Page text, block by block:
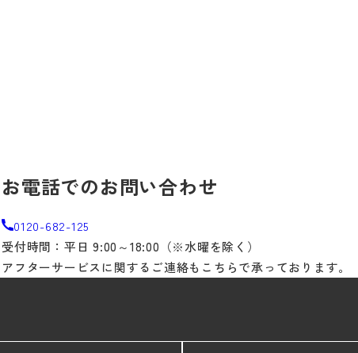
お電話でのお問い合わせ
0120-682-125
受付時間：平日 9:00～18:00（※水曜を除く）
アフターサービスに関するご連絡もこちらで承っております。